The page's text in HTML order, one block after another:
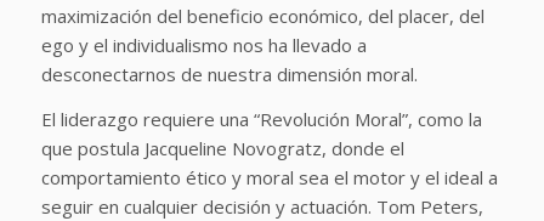
maximización del beneficio económico, del placer, del
ego y el individualismo nos ha llevado a
desconectarnos de nuestra dimensión moral.
El liderazgo requiere una “Revolución Moral”, como la
que postula Jacqueline Novogratz, donde el
comportamiento ético y moral sea el motor y el ideal a
seguir en cualquier decisión y actuación. Tom Peters,